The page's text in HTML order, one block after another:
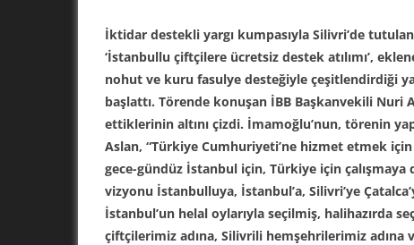
İktidar destekli yargı kumpasıyla Silivri’de
‘İstanbullu çiftçilere ücretsiz destek atılımı’,
nohut ve kuru fasulye desteğiyle çeşitlendirdiği
başlattı. Törende konuşan İBB Başkanvekili
ettiklerinin altını çizdi. İmamoğlu’nun, törenin
Aslan, “Türkiye Cumhuriyeti’ne hizmet etmek
gece-gündüz İstanbul için, Türkiye için çalışmaya
vizyonu İstanbulluya, İstanbul’a, Silivri’ye
İstanbul’un helal oylarıyla seçilmiş, halihazırda
çiftçilerimiz adına, Silivrili hemşehrilerimiz adına